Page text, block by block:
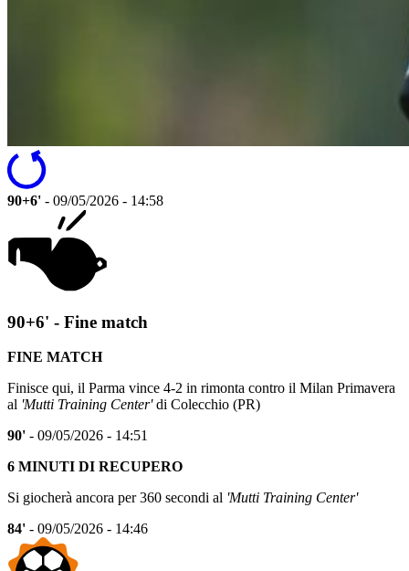
90+6' - 09/05/2026 - 14:58
90+6' - Fine match
FINE MATCH
Finisce qui, il Parma vince 4-2 in rimonta contro il Milan Primavera
al 'Mutti Training Center'di Colecchio (PR)
90' - 09/05/2026 - 14:51
6 MINUTI DI RECUPERO
Si giocherà ancora per 360 secondi al 'Mutti Training Center'
84' - 09/05/2026 - 14:46